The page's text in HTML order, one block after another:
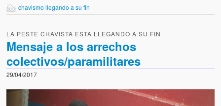
chavismo llegando a su fin
LA PESTE CHAVISTA ESTA LLEGANDO A SU FIN
Mensaje a los arrechos
colectivos/paramilitares
29/04/2017